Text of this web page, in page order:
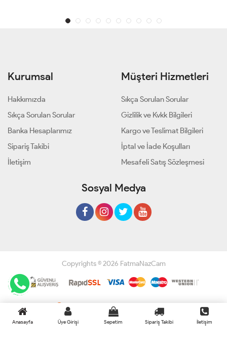
Kurumsal
Hakkımızda
Sıkça Sorulan Sorular
Banka Hesaplarımız
Sipariş Takibi
İletişim
Müşteri Hizmetleri
Sıkça Sorulan Sorular
Gizlilik ve Kvkk Bilgileri
Kargo ve Teslimat Bilgileri
İptal ve İade Koşulları
Mesafeli Satış Sözleşmesi
Sosyal Medya
Copyrights © 2026 FatmaNazCam
Geliştir - powered by innovation
Anasayfa Üye Girişi Sepetim Sipariş Takibi İletişim